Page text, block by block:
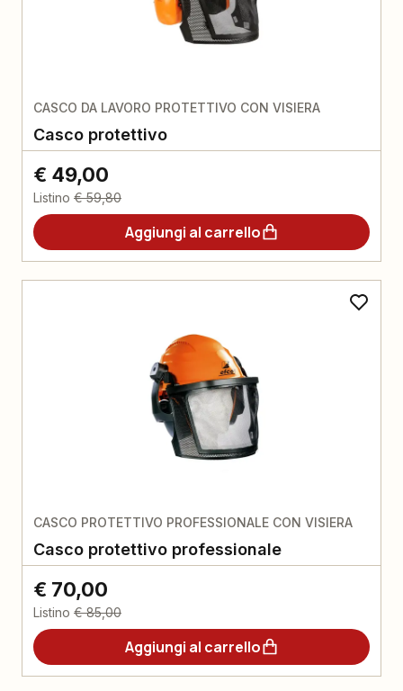
CASCO DA LAVORO PROTETTIVO CON VISIERA
Casco protettivo
€ 49,00
Listino € 59,80
Aggiungi al carrello
CASCO PROTETTIVO PROFESSIONALE CON VISIERA
Casco protettivo professionale
€ 70,00
Listino € 85,00
Aggiungi al carrello